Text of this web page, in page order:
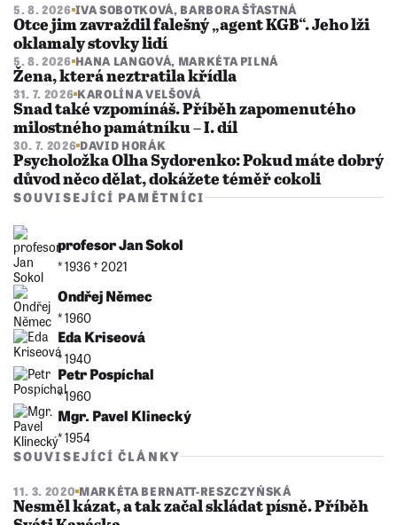
5. 8. 2026 IVA SOBOTKOVÁ, BARBORA ŠŤASTNÁ
Otce jim zavraždil falešný „agent KGB“. Jeho lži
oklamaly stovky lidí
5. 8. 2026 HANA LANGOVÁ, MARKÉTA PILNÁ
Žena, která neztratila křídla
31. 7. 2026 KAROLÍNA VELŠOVÁ
Snad také vzpomínáš. Příběh zapomenutého
milostného památníku – I. díl
30. 7. 2026 DAVID HORÁK
Psycholožka Olha Sydorenko: Pokud máte dobrý
důvod něco dělat, dokážete téměř cokoli
SOUVISEJÍCÍ PAMĚTNÍCI
profesor Jan Sokol
* 1936 †︎ 2021
Ondřej Němec
* 1960
Eda Kriseová
* 1940
Petr Pospíchal
* 1960
Mgr. Pavel Klinecký
* 1954
SOUVISEJÍCÍ ČLÁNKY
11. 3. 2020 MARKÉTA BERNATT-RESZCZYŃSKÁ
Nesměl kázat, a tak začal skládat písně. Příběh